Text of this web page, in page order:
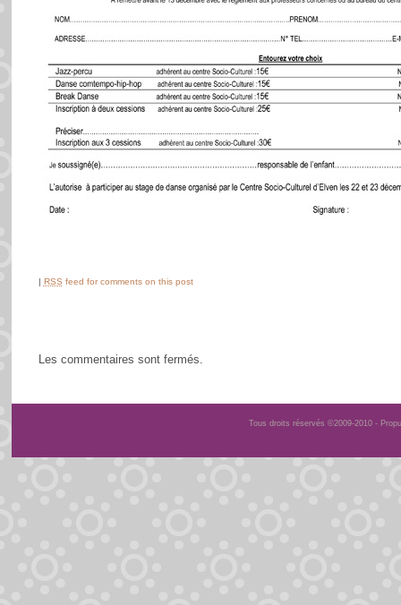
| RSS feed for comments on this post
Les commentaires sont fermés.
Tous droits réservés ©2009-2010 -